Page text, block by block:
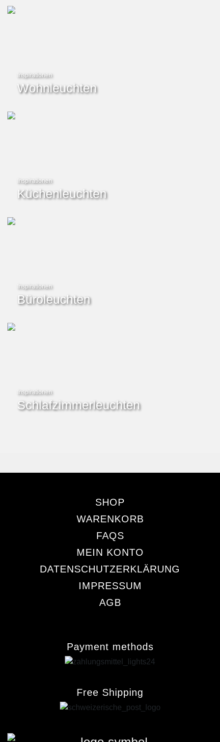
Inspirationen
Wohnleuchten
Inspirationen
Küchenleuchten
Inspirationen
Büroleuchten
Inspirationen
Schlafzimmerleuchten
SHOP
WARENKORB
FAQS
MEIN KONTO
DATENSCHUTZERKLÄRUNG
IMPRESSUM
AGB
Payment methods
Free Shipping